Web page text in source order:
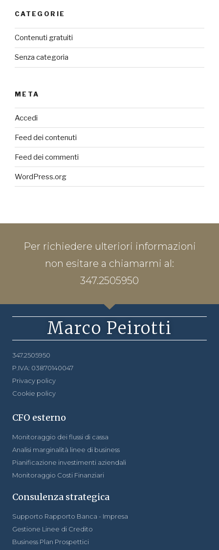
CATEGORIE
Contenuti gratuiti
Senza categoria
META
Accedi
Feed dei contenuti
Feed dei commenti
WordPress.org
Per richiedere ulteriori informazioni
non esitare a chiamarmi al:
347.2505950
Marco Peirotti
347.2505950
P.IVA: 03870140047
Privacy policy
Cookie policy
CFO esterno
Monitoraggio dei flussi di cassa
Analisi marginalità linee di business
Pianificazione investimenti aziendali
Monitoraggio Costi Finanziari
Consulenza strategica
Supporto Rapporto Banca - Impresa
Gestione Linee di Credito
Business Plan Prospettici